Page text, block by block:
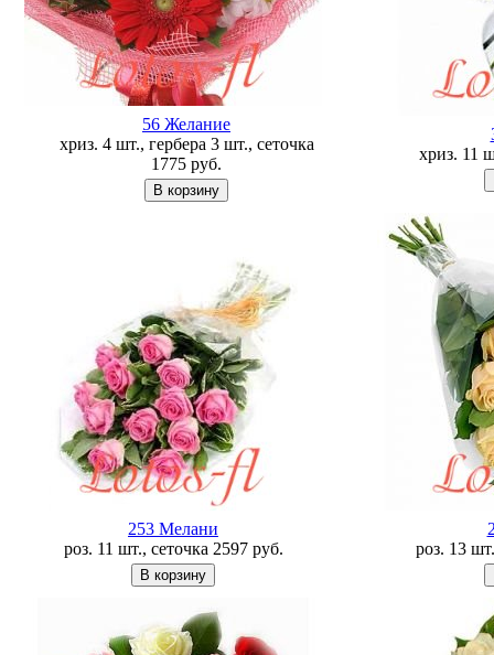
56 Желание
хриз. 4 шт., гербера 3 шт., сеточка
1775 руб.
хриз. 11
253 Мелани
роз. 11 шт., сеточка 2597 руб.
роз. 13